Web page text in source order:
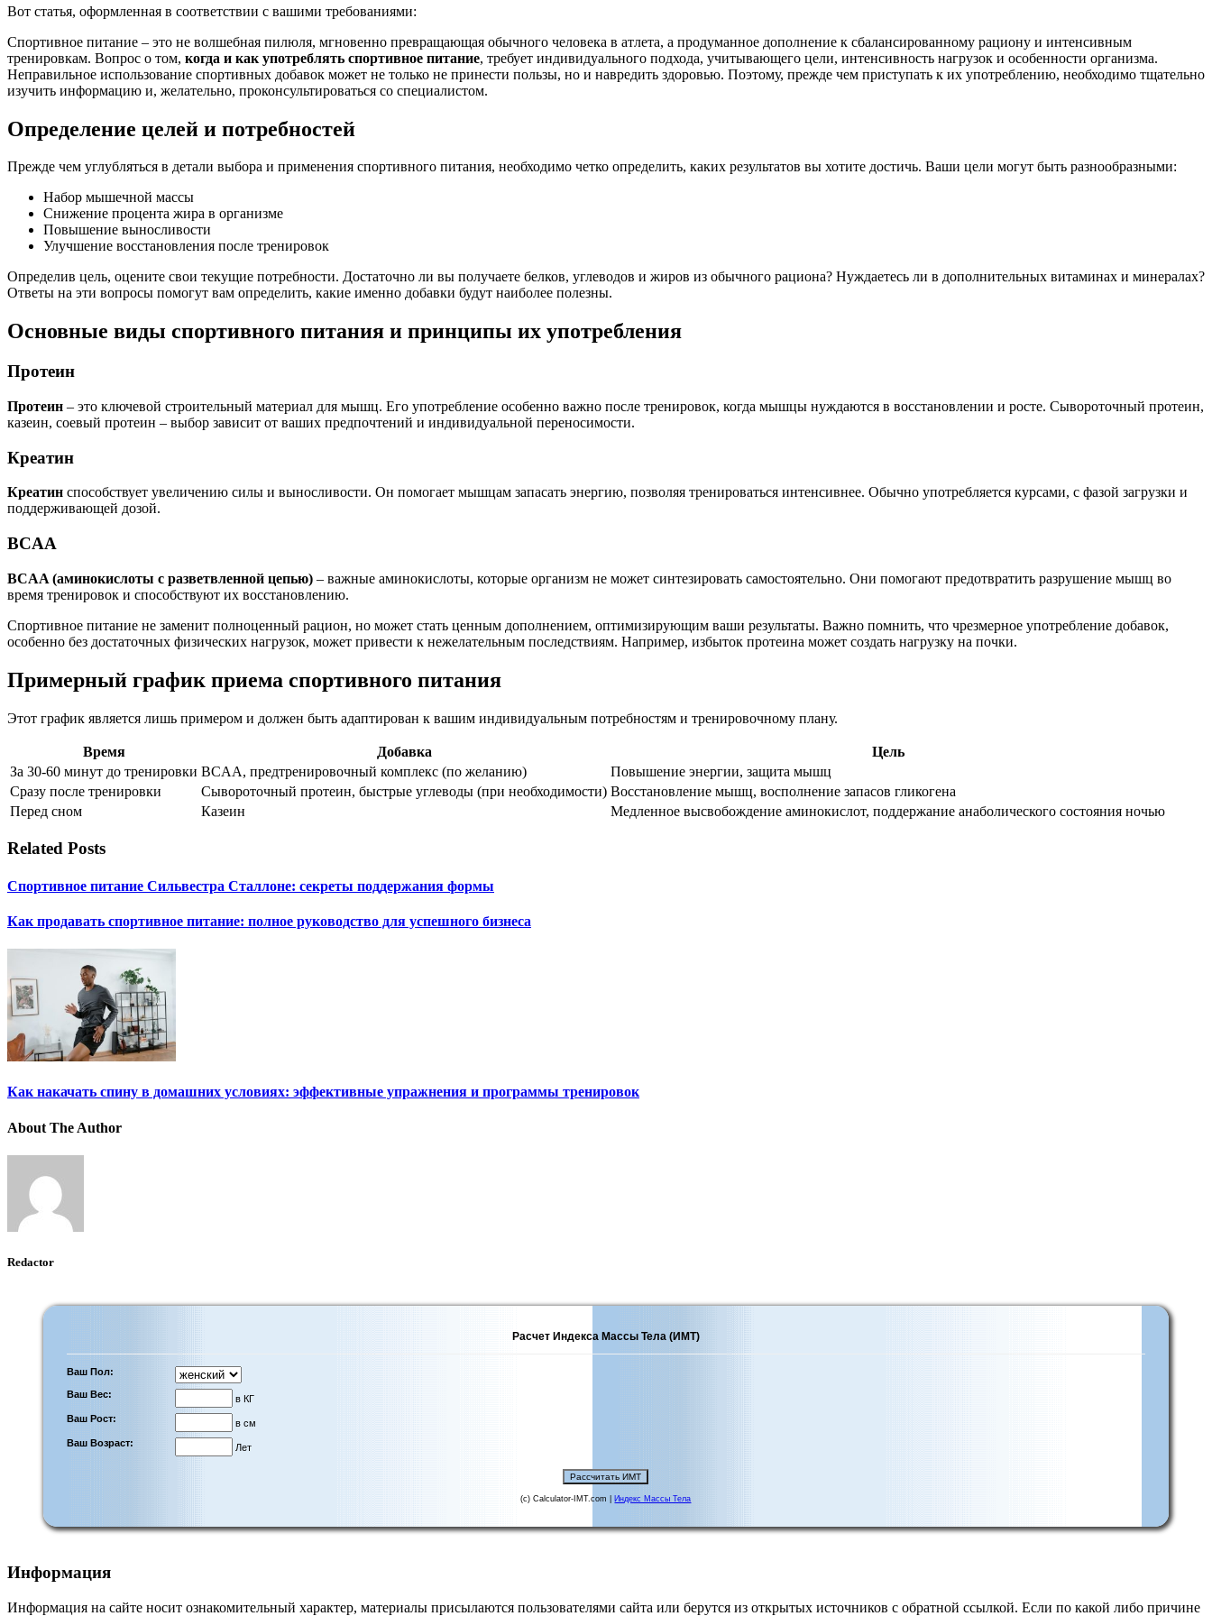
Вот статья, оформленная в соответствии с вашими требованиями:
Спортивное питание – это не волшебная пилюля, мгновенно превращающая обычного человека в атлета, а продуманное дополнение к сбалансированному рациону и интенсивным
тренировкам. Вопрос о том, когда и как употреблять спортивное питание, требует индивидуального подхода, учитывающего цели, интенсивность нагрузок и особенности организма.
Неправильное использование спортивных добавок может не только не принести пользы, но и навредить здоровью. Поэтому, прежде чем приступать к их употреблению, необходимо тщательно
изучить информацию и, желательно, проконсультироваться со специалистом.
Определение целей и потребностей
Прежде чем углубляться в детали выбора и применения спортивного питания, необходимо четко определить, каких результатов вы хотите достичь. Ваши цели могут быть разнообразными:
Набор мышечной массы
Снижение процента жира в организме
Повышение выносливости
Улучшение восстановления после тренировок
Определив цель, оцените свои текущие потребности. Достаточно ли вы получаете белков, углеводов и жиров из обычного рациона? Нуждаетесь ли в дополнительных витаминах и минералах?
Ответы на эти вопросы помогут вам определить, какие именно добавки будут наиболее полезны.
Основные виды спортивного питания и принципы их употребления
Протеин
Протеин – это ключевой строительный материал для мышц. Его употребление особенно важно после тренировок, когда мышцы нуждаются в восстановлении и росте. Сывороточный протеин,
казеин, соевый протеин – выбор зависит от ваших предпочтений и индивидуальной переносимости.
Креатин
Креатин способствует увеличению силы и выносливости. Он помогает мышцам запасать энергию, позволяя тренироваться интенсивнее. Обычно употребляется курсами, с фазой загрузки и
поддерживающей дозой.
BCAA
BCAA (аминокислоты с разветвленной цепью) – важные аминокислоты, которые организм не может синтезировать самостоятельно. Они помогают предотвратить разрушение мышц во
время тренировок и способствуют их восстановлению.
Спортивное питание не заменит полноценный рацион, но может стать ценным дополнением, оптимизирующим ваши результаты. Важно помнить, что чрезмерное употребление добавок,
особенно без достаточных физических нагрузок, может привести к нежелательным последствиям. Например, избыток протеина может создать нагрузку на почки.
Примерный график приема спортивного питания
Этот график является лишь примером и должен быть адаптирован к вашим индивидуальным потребностям и тренировочному плану.
Время Добавка
Цель
За 30-60 минут до тренировки BCAA, предтренировочный комплекс (по желанию)
Повышение энергии, защита мышц
Сразу после тренировки
Сывороточный протеин, быстрые углеводы (при необходимости) Восстановление мышц, восполнение запасов гликогена
Перед сном
Казеин Медленное высвобождение аминокислот, поддержание анаболического состояния ночью
Related Posts
Спортивное питание Сильвестра Сталлоне: секреты поддержания формы
Как продавать спортивное питание: полное руководство для успешного бизнеса
Как накачать спину в домашних условиях: эффективные упражнения и программы тренировок
About The Author
Redactor
Расчет Индекса Массы Тела (ИМТ)
Ваш Пол:
Ваш Вес:
в КГ
Ваш Рост:
в см
Ваш Возраст:
Лет
(c) Calculator-IMT.com | Индекс Массы Тела
Информация
Информация на сайте носит ознакомительный характер, материалы присылаются пользователями сайта или берутся из открытых источников с обратной ссылкой. Если по какой либо причине